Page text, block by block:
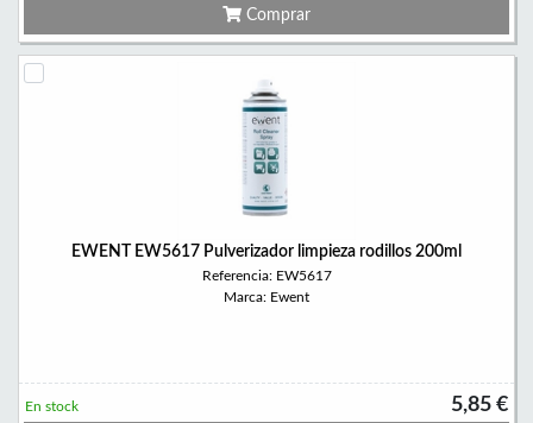
Comprar
EWENT EW5617 Pulverizador limpieza rodillos 200ml
Referencia: EW5617
Marca: Ewent
5,85 €
En stock